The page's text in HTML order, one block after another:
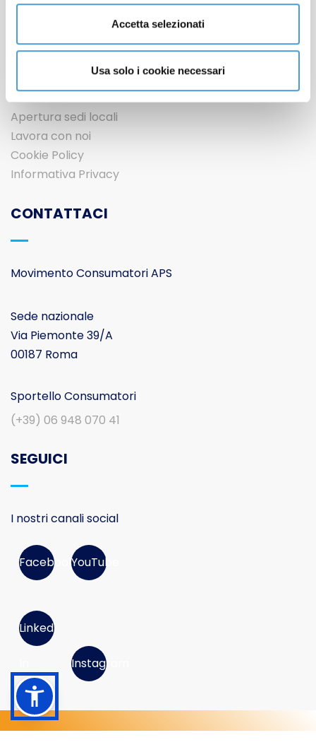
Accetta selezionati
Usa solo i cookie necessari
Contatti
Apertura sedi locali
Lavora con noi
Cookie Policy
Informativa Privacy
CONTATTACI
Movimento Consumatori APS
Sede nazionale
Via Piemonte 39/A
00187 Roma
Sportello Consumatori
(+39) 06 948 070 41
SEGUICI
I nostri canali social
FacebookYouTube
Linked
Instagram